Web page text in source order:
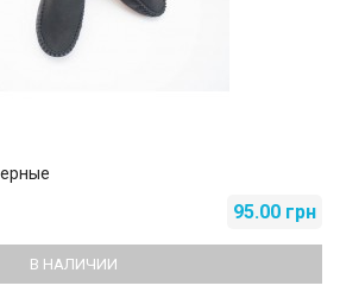
95.00 грн
В НАЛИЧИИ